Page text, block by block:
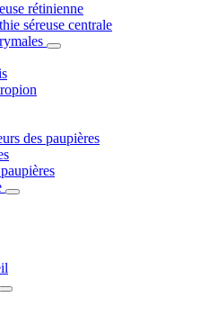
rétinienne
séreuse centrale
des paupières